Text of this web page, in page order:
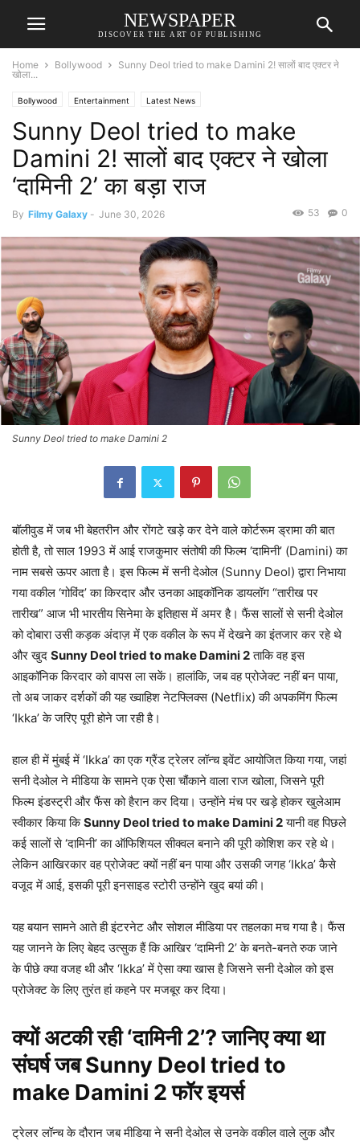
NEWSPAPER
DISCOVER THE ART OF PUBLISHING
Home Bollywood
Sunny Deol tried to make Damini 2! सालों बाद एक्टर ने
खोला...
Bollywood Entertainment Latest News
Sunny Deol tried to make
Damini 2! सालों बाद एक्टर ने खोला
‘दामिनी 2’ का बड़ा राज
By Filmy Galaxy - June 30, 2026 0
53
Sunny Deol tried to make Damini 2
बॉलीवुड में जब भी बेहतरीन और रोंगटे खड़े कर देने वाले कोर्टरूम ड्रामा की बात
होती है, तो साल 1993 में आई राजकुमार संतोषी की फिल्म ‘दामिनी’ (Damini) का
नाम सबसे ऊपर आता है। इस फिल्म में सनी देओल (Sunny Deol) द्वारा निभाया
गया वकील ‘गोविंद’ का किरदार और उनका आइकॉनिक डायलॉग “तारीख पर
तारीख” आज भी भारतीय सिनेमा के इतिहास में अमर है। फैंस सालों से सनी देओल
को दोबारा उसी कड़क अंदाज़ में एक वकील के रूप में देखने का इंतजार कर रहे थे
और खुद Sunny Deol tried to make Damini 2ताकि वह इस
आइकॉनिक किरदार को वापस ला सकें। हालांकि, जब वह प्रोजेक्ट नहीं बन पाया,
तो अब जाकर दर्शकों की यह ख्वाहिश नेटफ्लिक्स (Netflix) की अपकमिंग फिल्म
‘Ikka’ के जरिए पूरी होने जा रही है।
हाल ही में मुंबई में ‘Ikka’ का एक ग्रैंड ट्रेलर लॉन्च इवेंट आयोजित किया गया, जहां
सनी देओल ने मीडिया के सामने एक ऐसा चौंकाने वाला राज खोला, जिसने पूरी
फिल्म इंडस्ट्री और फैंस को हैरान कर दिया। उन्होंने मंच पर खड़े होकर खुलेआम
स्वीकार किया किSunny Deol tried to make Damini 2यानी वह पिछले
कई सालों से ‘दामिनी’ का ऑफिशियल सीक्वल बनाने की पूरी कोशिश कर रहे थे।
लेकिन आखिरकार वह प्रोजेक्ट क्यों नहीं बन पाया और उसकी जगह ‘Ikka’ कैसे
वजूद में आई, इसकी पूरी इनसाइड स्टोरी उन्होंने खुद बयां की।
यह बयान सामने आते ही इंटरनेट और सोशल मीडिया पर तहलका मच गया है। फैंस
यह जानने के लिए बेहद उत्सुक हैं कि आखिर ‘दामिनी 2’ के बनते-बनते रुक जाने
के पीछे क्या वजह थी और ‘Ikka’ में ऐसा क्या खास है जिसने सनी देओल को इस
प्रोजेक्ट के लिए तुरंत हां कहने पर मजबूर कर दिया।
क्यों अटकी रही ‘दामिनी 2’? जानिए क्या था
संघर्ष जब Sunny Deol tried to
make Damini 2 फॉर इयर्स
ट्रेलर लॉन्च के दौरान जब मीडिया ने सनी देओल से उनके वकील वाले लुक और